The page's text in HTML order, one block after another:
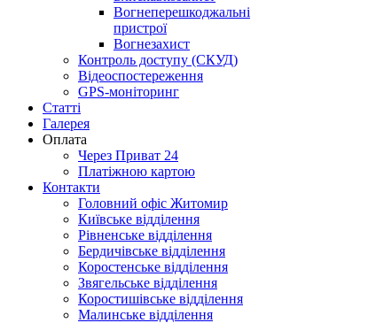
Вогнеперешкоджальні
пристрої
Вогнезахист
Контроль доступу (СКУД)
Відеоспостереження
GPS-моніторинг
Статті
Галерея
Оплата
Через Приват 24
Платіжною картою
Контакти
Головний офіс Житомир
Київське відділення
Рівненське відділення
Бердичівське відділення
Коростенське відділення
Звягельське відділення
Коростишівське відділення
Малинське відділення